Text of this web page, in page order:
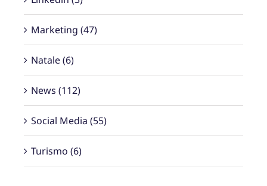
Marketing (47)
Natale (6)
News (112)
Social Media (55)
Turismo (6)